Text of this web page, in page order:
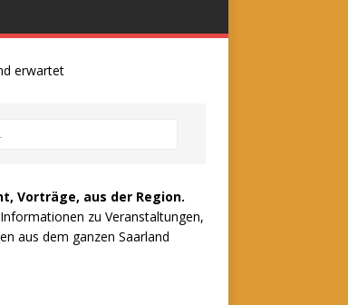
Vorträge, aus der Region.
zu Veranstaltungen,
aus dem ganzen Saarland